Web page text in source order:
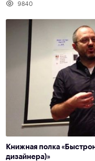
9840
Книжная полка
дизайнера)»